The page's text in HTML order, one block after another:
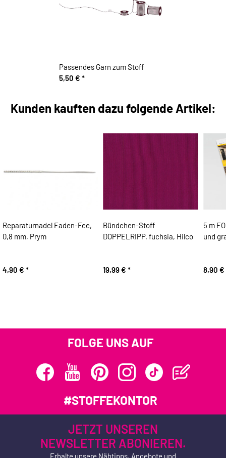
Passendes Garn zum Stoff
5,50 € *
Kunden kauften dazu folgende Artikel:
Reparaturnadel Faden-Fee,
0,8 mm, Prym
4,90 € *
Bündchen-Stoff
DOPPELRIPP, fuchsia, Hilco
19,99 € *
5 m
und
8,90 €
FOLGE UNS AUF
#STOFFEKONTOR
JETZT UNSEREN
NEWSLETTER ABONIEREN.